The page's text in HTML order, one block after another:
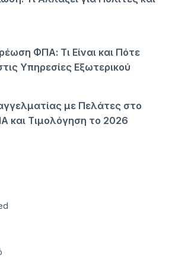
ΦΠΑ: Τι Είναι και Πότε
Υπηρεσίες Εξωτερικού
με Πελάτες στο
και Τιμολόγηση το 2026